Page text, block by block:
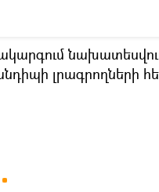
լրագրողների